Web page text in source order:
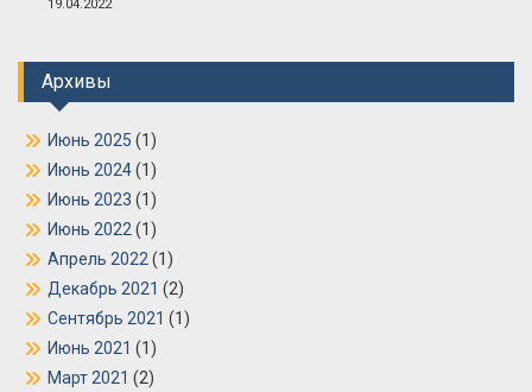
19.04.2022
Архивы
Июнь 2025 (1)
Июнь 2024(1)
Июнь 2023 (1)
Июнь 2022 (1)
Апрель 2022 (1)
Декабрь 2021 (2)
Сентябрь 2021 (1)
Июнь 2021 (1)
Март 2021 (2)